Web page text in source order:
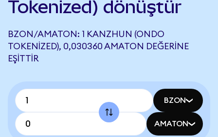
Tokenized) dönüştür
BZON/AMATON: 1 KANZHUN (ONDO
TOKENIZED), 0,030360 AMATON DEĞERINE
EŞITTIR
BZON
AMATON